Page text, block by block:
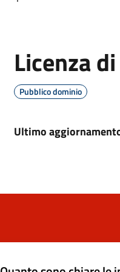
Licenza
Pubblico dominio
Ultimo